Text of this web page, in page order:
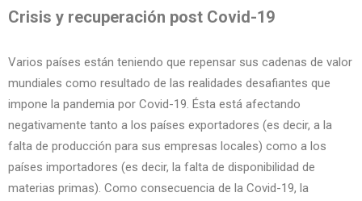
Crisis y recuperación post Covid-19
Varios países están teniendo que repensar sus cadenas de valor
mundiales como resultado de las realidades desafiantes que
impone la pandemia por Covid-19. Ésta está afectando
negativamente tanto a los países exportadores (es decir, a la
falta de producción para sus empresas locales) como a los
países importadores (es decir, la falta de disponibilidad de
materias primas). Como consecuencia de la Covid-19, la